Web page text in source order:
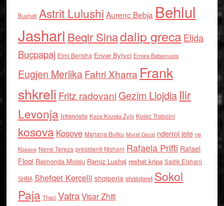
Bushati Astrit Lulushi Aurenc Bebja Behlul
Jashari Beqir Sinadalip grecaElida
Buçpapaj Elmi Berisha Enver Bytyci Ermira Babamusta
Eugjen MerlikaFahri Xharra Frank
shkreli Fritz radovaniGezim Llojdia Ilir
Levonja Interviste Keze Kozeta Zylo Kolec Traboini
kosova Kosove Marjana Bulku Murat Gecaj nderroi jete ne
Kosove Nene Tereza presidenti Nishani Rafaela Prifti Rafael
Floqi Raimonda Moisiu Ramiz Lushaj reshat kripa Sadik Elshani
SHBA Shefqet Kercelli shqiperia shqiptaret Sokol
Paja Thaci VatraVisar Zhiti